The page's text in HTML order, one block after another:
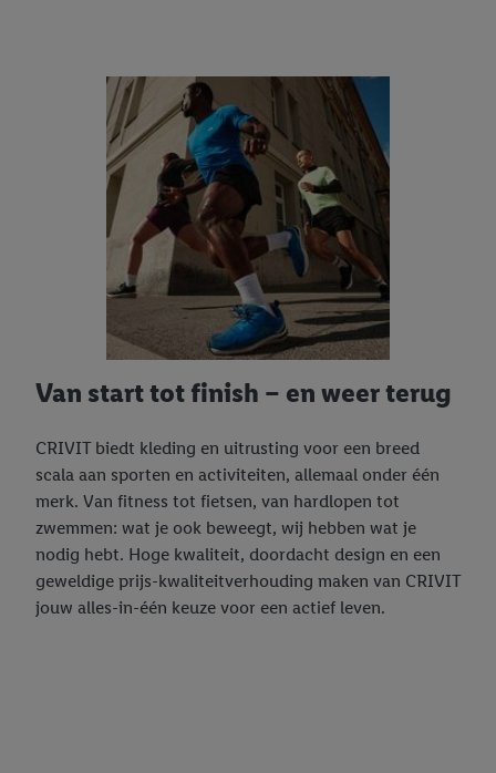
Van start tot finish – en weer terug
CRIVIT biedt kleding en uitrusting voor een breed
scala aan sporten en activiteiten, allemaal onder één
merk. Van fitness tot fietsen, van hardlopen tot
zwemmen: wat je ook beweegt, wij hebben wat je
nodig hebt. Hoge kwaliteit, doordacht design en een
geweldige prijs-kwaliteitverhouding maken van CRIVIT
jouw alles-in-één keuze voor een actief leven.